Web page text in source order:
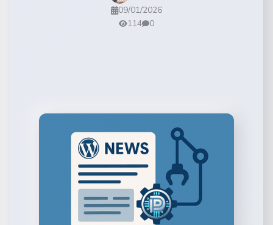
09/01/2026
114
0